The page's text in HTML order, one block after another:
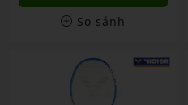
So sánh